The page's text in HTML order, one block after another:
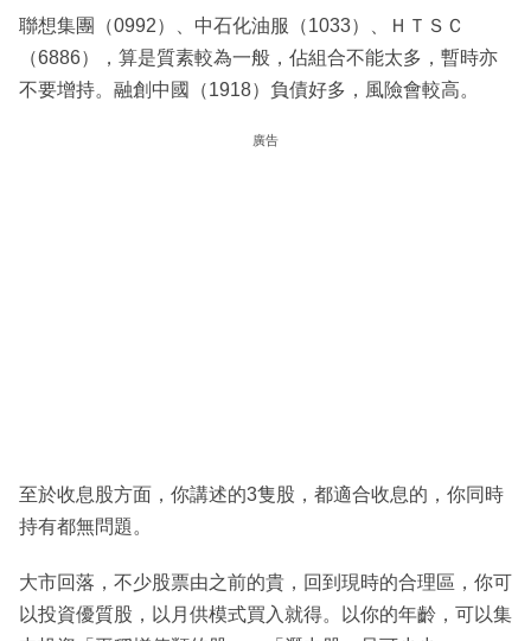
聯想集團（0992）、中石化油服（1033）、ＨＴＳＣ
（6886），算是質素較為一般，佔組合不能太多，暫時亦
不要增持。融創中國（1918）負債好多，風險會較高。
廣告
至於收息股方面，你講述的3隻股，都適合收息的，你同時
持有都無問題。
大市回落，不少股票由之前的貴，回到現時的合理區，你可
以投資優質股，以月供模式買入就得。以你的年齡，可以集